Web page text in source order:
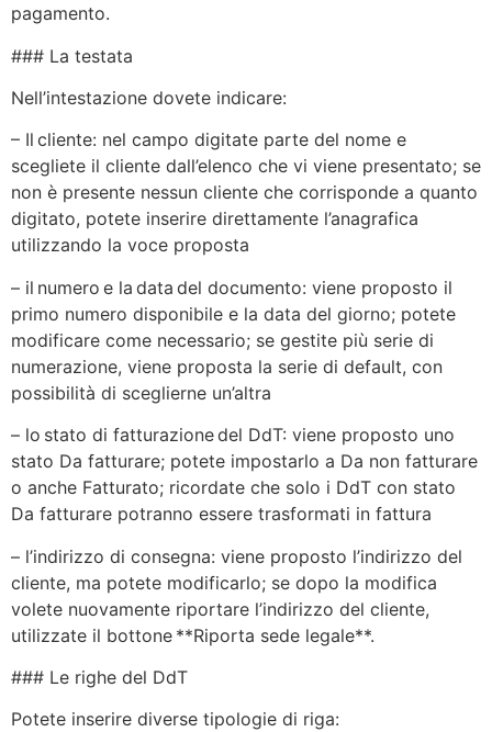
pagamento.
### La testata
Nell’intestazione dovete indicare:
– Il cliente: nel campo digitate parte del nome e
scegliete il cliente dall’elenco che vi viene presentato; se
non è presente nessun cliente che corrisponde a quanto
digitato, potete inserire direttamente l’anagrafica
utilizzando la voce proposta
– il numero e la data del documento: viene proposto il
primo numero disponibile e la data del giorno; potete
modificare come necessario; se gestite più serie di
numerazione, viene proposta la serie di default, con
possibilità di sceglierne un’altra
– lo stato di fatturazione del DdT: viene proposto uno
stato Da fatturare; potete impostarlo a Da non fatturare
o anche Fatturato; ricordate che solo i DdT con stato
Da fatturare potranno essere trasformati in fattura
– l’indirizzo di consegna: viene proposto l’indirizzo del
cliente, ma potete modificarlo; se dopo la modifica
volete nuovamente riportare l’indirizzo del cliente,
utilizzate il bottone **Riporta sede legale**.
### Le righe del DdT
Potete inserire diverse tipologie di riga: